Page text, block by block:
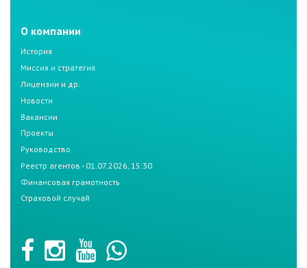
О компании
История
Миссия и стратегия
Лицензии и др.
Новости
Вакансии
Проекты
Руководство
Реестр агентов - 01.07.2026, 15:30
Финансовая грамотность
Страховой случай